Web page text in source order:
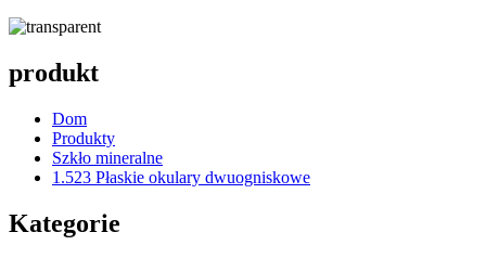
produkt
Dom
Produkty
Szkło mineralne
1.523 Płaskie okulary dwuogniskowe
Kategorie